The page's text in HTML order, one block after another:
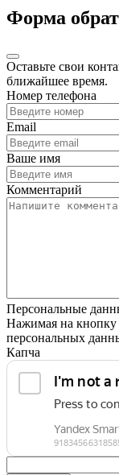
Форма
Оставьте свои
ближайшее время.
Номер телефона
Email
Ваше имя
Комментарий
Персональные
Нажимая на
персональных
Капча